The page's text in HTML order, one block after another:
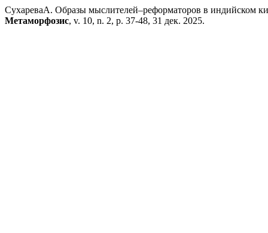
СухареваА. Образы мыслителей–реформаторов в индийском
Метаморфозис, v. 10, n. 2, p. 37-48, 31 дек. 2025.